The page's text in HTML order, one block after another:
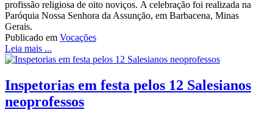
profissão religiosa de oito noviços. A celebração foi realizada na
Paróquia Nossa Senhora da Assunção, em Barbacena, Minas
Gerais.
Publicado em Vocações
Leia mais ...
Inspetorias em festa pelos 12 Salesianos
neoprofessos